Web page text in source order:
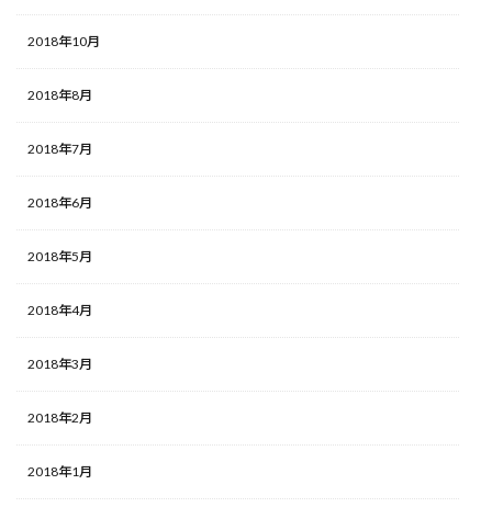
2018年10月
2018年8月
2018年7月
2018年6月
2018年5月
2018年4月
2018年3月
2018年2月
2018年1月